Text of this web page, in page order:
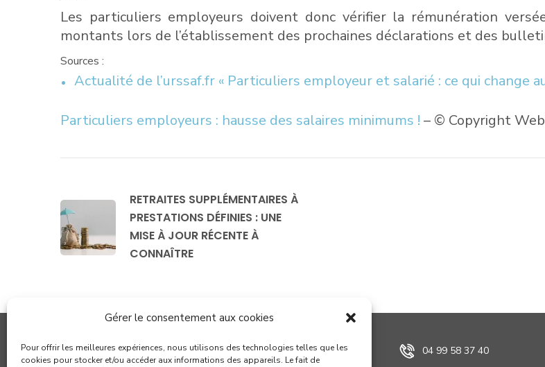
Gérer le consentement aux cookies
Pour offrir les meilleures expériences, nous utilisons des technologies telles que les
cookies pour stocker et/ou accéder aux informations des appareils. Le fait de
Les particuliers employeurs doivent donc vérifier la rémunération
montants lors de l’établissement des prochaines déclarations et des
Sources :
Actualité de l’urssaf.fr « Particuliers employeur et salarié : ce qui change
Particuliers employeurs : hausse des salaires minimums ! – © Copyright
RETRAITES SUPPLÉMENTAIRES À
PRESTATIONS DÉFINIES : UNE
MISE À JOUR RÉCENTE À
CONNAÎTRE
04 99 58 37 40